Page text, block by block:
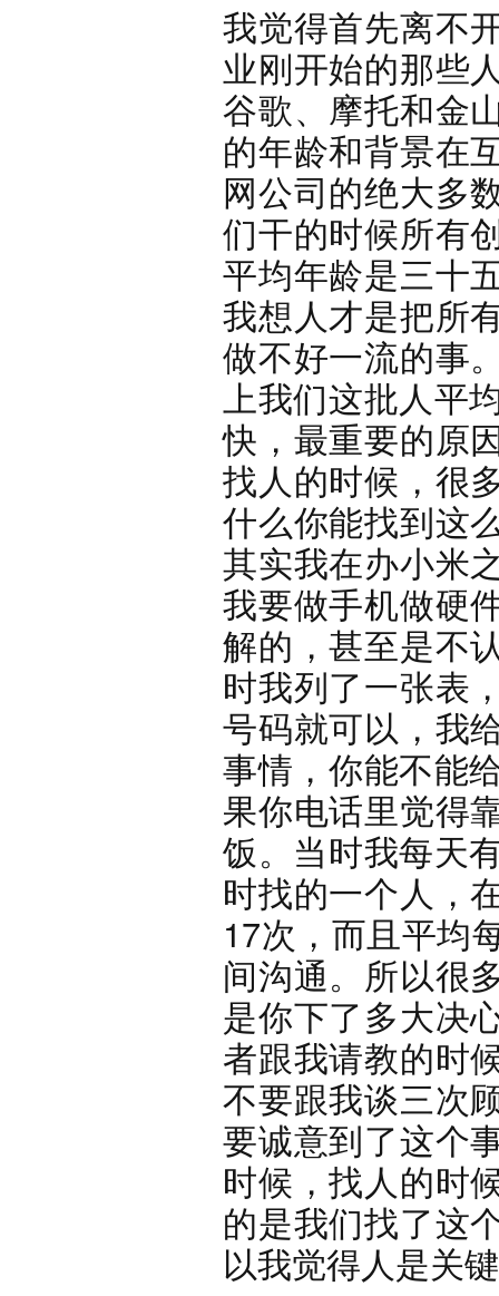
我觉得首先离不
业刚开始的那些
谷歌、摩托和金
的年龄和背景在
网公司的绝大多
们干的时候所有
平均年龄是三十
我想人才是把所
做不好一流的事
上我们这批人平
快，最重要的原
找人的时候，很
什么你能找到这
其实我在办小米
我要做手机做硬
解的，甚至是不
时我列了一张表
号码就可以，我
事情，你能不能
果你电话里觉得
饭。当时我每天
时找的一个人，
17次，而且平均
间沟通。所以很
是你下了多大决
者跟我请教的时
不要跟我谈三次
要诚意到了这个
时候，找人的时
的是我们找了这
以我觉得人是关